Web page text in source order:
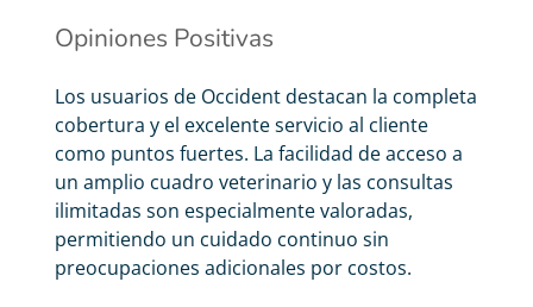
Opiniones Positivas
Los usuarios de Occident destacan la completa
cobertura y el excelente servicio al cliente
como puntos fuertes. La facilidad de acceso a
un amplio cuadro veterinario y las consultas
ilimitadas son especialmente valoradas,
permitiendo un cuidado continuo sin
preocupaciones adicionales por costos.